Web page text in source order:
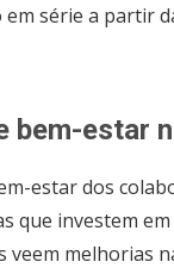
série a partir
bem-estar
estar dos
que investem
veem melhorias